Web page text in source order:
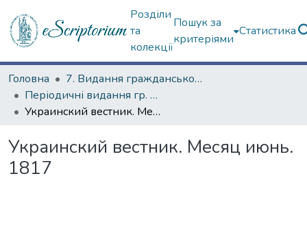
Розділи
та
колекції
Пошук за
критеріями
Статистика
Головна
7. Видання гражданського друку
Періодичні видання гр. друку
Украинский вестник. Месяц июнь. 1817
Украинский вестник. Месяц июнь.
1817